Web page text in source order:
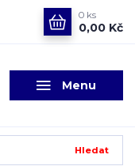
Menu
Hledat
0 ks
0,00 Kč